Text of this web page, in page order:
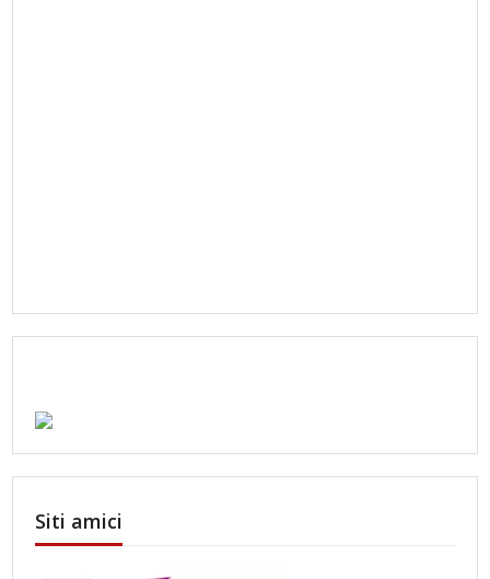
Siti amici